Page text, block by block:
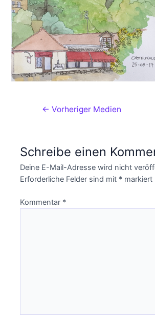
← Vorheriger Medien
Schreibe einen
Deine E-Mail-Adresse wird nicht
Erforderliche Felder sind mit * markiert
Kommentar *